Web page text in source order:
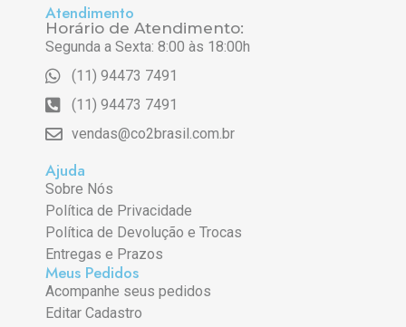
Atendimento
Horário de Atendimento:
Segunda a Sexta: 8:00 às 18:00h
(11) 94473 7491
(11) 94473 7491
vendas@co2brasil.com.br
Ajuda
Sobre Nós
Política de Privacidade
Política de Devolução e Trocas
Entregas e Prazos
Meus Pedidos
Acompanhe seus pedidos
Editar Cadastro